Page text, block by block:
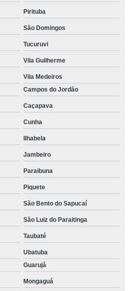
Pirituba
São Domingos
Tucuruvi
Vila Guilherme
Vila Medeiros
Campos do Jordão
Caçapava
Cunha
Ilhabela
Jambeiro
Paraibuna
Piquete
São Bento do Sapucaí
São Luiz do Paraitinga
Taubaté
Ubatuba
Guarujá
Mongaguá